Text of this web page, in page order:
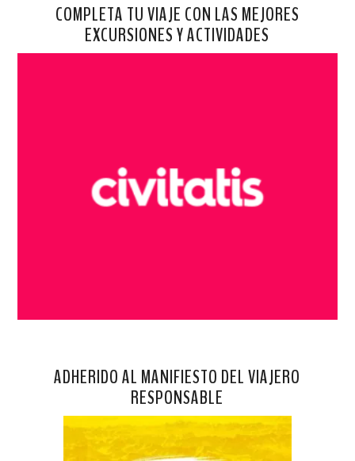
COMPLETA TU VIAJE CON LAS MEJORES
EXCURSIONES Y ACTIVIDADES
ADHERIDO AL MANIFIESTO DEL VIAJERO
RESPONSABLE